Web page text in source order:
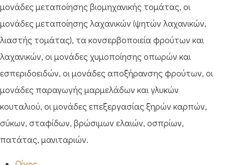
μονάδες μεταποίησης βιομηχανικής τομάτας, οι
μονάδες μεταποίησης λαχανικών (ψητών λαχανικών,
λιαστής τομάτας), τα κονσερβοποιεία φρούτων και
λαχανικών, οι μονάδες χυμοποίησης οπωρών και
εσπεριδοειδών, οι μονάδες αποξήρανσης φρούτων, οι
μονάδες παραγωγής μαρμελάδων και γλυκών
κουταλιού, οι μονάδες επεξεργασίας ξηρών καρπών,
σύκων, σταφίδων, βρώσιμων ελαιών, οσπρίων,
πατάτας, μανιταριών.